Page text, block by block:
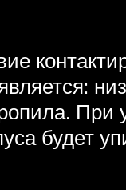
При
будет